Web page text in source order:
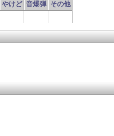
やけど 音爆弾 その他